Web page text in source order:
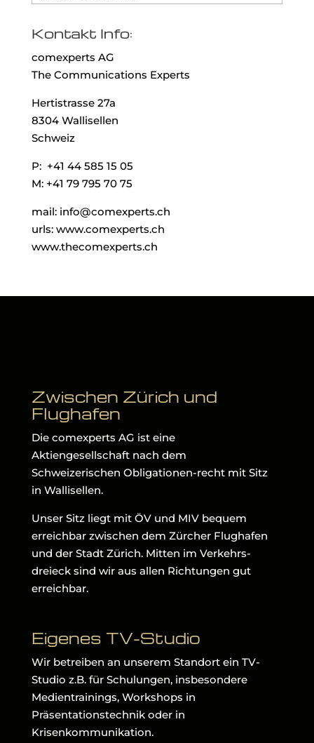
Kontakt Info:
comexperts AG
The Communications Experts
Hertistrasse 27a
8304 Wallisellen
Schweiz
P: +41 44 585 15 05
M: +41 79 795 70 75
mail: info@comexperts.ch
urls: www.comexperts.ch
www.thecomexperts.ch
Zwischen Zürich und
Flughafen
Die comexperts AG ist eine
Aktiengesellschaft nach dem
Schweizerischen Obligationen-recht mit Sitz
in Wallisellen.
Unser Sitz liegt mit ÖV und MIV bequem
erreichbar zwischen dem Zürcher Flughafen
und der Stadt Zürich. Mitten im Verkehrs-
dreieck sind wir aus allen Richtungen gut
erreichbar.
Eigenes TV-Studio
Wir betreiben an unserem Standort ein TV-
Studio z.B. für Schulungen, insbesondere
Medientrainings, Workshops in
Präsentationstechnik oder in
Krisenkommunikation.